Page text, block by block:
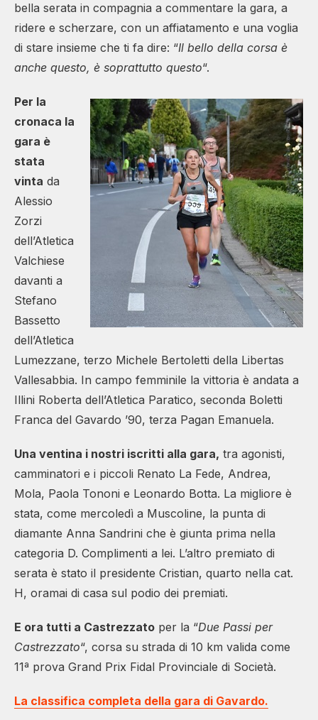
bella serata in compagnia a commentare la gara, a
ridere e scherzare, con un affiatamento e una voglia
di stare insieme che ti fa dire: “Il bello della corsa è
anche questo, è soprattutto questo“.
Per la
cronaca la
gara è
stata
vinta da
Alessio
Zorzi
dell’Atletica
Valchiese
davanti a
Stefano
Bassetto
dell’Atletica
Lumezzane, terzo Michele Bertoletti della Libertas
Vallesabbia. In campo femminile la vittoria è andata a
Illini Roberta dell’Atletica Paratico, seconda Boletti
Franca del Gavardo ’90, terza Pagan Emanuela.
Una ventina i nostri iscritti alla gara, tra agonisti,
camminatori e i piccoli Renato La Fede, Andrea,
Mola, Paola Tononi e Leonardo Botta. La migliore è
stata, come mercoledì a Muscoline, la punta di
diamante Anna Sandrini che è giunta prima nella
categoria D. Complimenti a lei. L’altro premiato di
serata è stato il presidente Cristian, quarto nella cat.
H, oramai di casa sul podio dei premiati.
E ora tutti a Castrezzato per la “Due Passi per
Castrezzato“, corsa su strada di 10 km valida come
11ª prova Grand Prix Fidal Provinciale di Società.
La classifica completa della gara di Gavardo.